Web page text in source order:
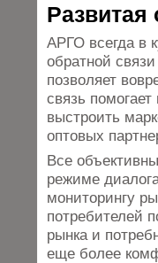
Развитая
АРГО всегда в
обратной
позволяет
связь
выстроить
оптовых
Все
режиме
мониторингу
потребителей
рынка и
еще более